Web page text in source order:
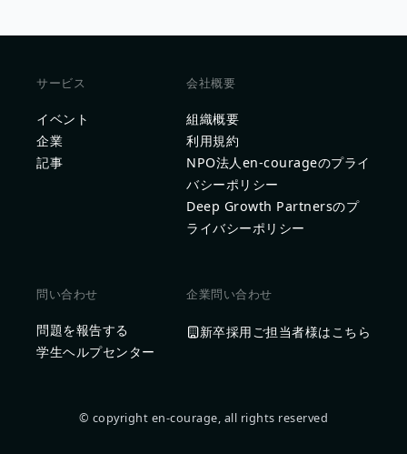
サービス
イベント
企業
記事
会社概要
組織概要
利用規約
NPO法人en-courageのプライ
バシーポリシー
Deep Growth Partnersのプ
ライバシーポリシー
問い合わせ
問題を報告する
学生ヘルプセンター
企業問い合わせ
新卒採用ご担当者様はこちら
© copyright en-courage, all rights reserved